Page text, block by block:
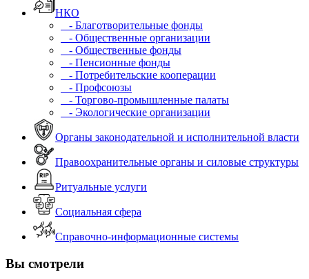
НКО
- Благотворительные фонды
- Общественные организации
- Общественные фонды
- Пенсионные фонды
- Потребительские кооперации
- Профсоюзы
- Торгово-промышленные палаты
- Экологические организации
Органы законодательной и исполнительной власти
Правоохранительные органы и силовые структуры
Ритуальные услуги
Социальная сфера
Справочно-информационные системы
Вы смотрели